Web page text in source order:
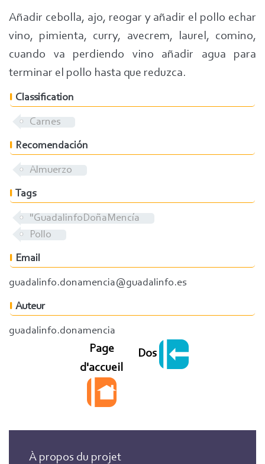
Añadir cebolla, ajo, reogar y añadir el pollo echar
vino, pimienta, curry, avecrem, laurel, comino,
cuando va perdiendo vino añadir agua para
terminar el pollo hasta que reduzca.
Classification
Carnes
Recomendación
Almuerzo
Tags
"GuadalinfoDoñaMencía
Pollo
Email
guadalinfo.donamencia@guadalinfo.es
Auteur
guadalinfo.donamencia
Page
d'accueil
Dos
À propos du projet